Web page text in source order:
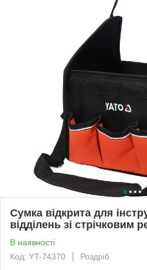
Сумка відкрита для
відділень зі стрічковим
В наявності
Код: YT-74370
Роздріб